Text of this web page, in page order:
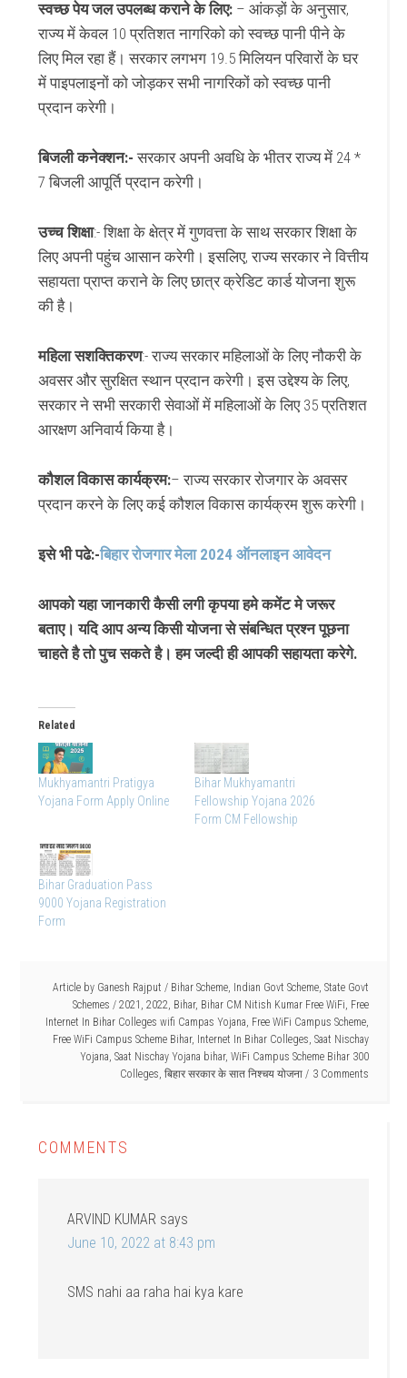
स्वच्छ पेय जल उपलब्ध कराने के लिए: – आंकड़ों के अनुसार,
राज्य में केवल 10 प्रतिशत नागरिको को स्वच्छ पानी पीने के
लिए मिल रहा हैं।सरकार लगभग 19.5 मिलियन परिवारों के घर
में पाइपलाइनों को जोड़कर सभी नागरिकों को स्वच्छ पानी
प्रदान करेगी।
बिजली कनेक्शन:- सरकार अपनी अवधि के भीतर राज्य में 24 *
7 बिजली आपूर्ति प्रदान करेगी।
उच्च शिक्षा:- शिक्षा के क्षेत्र में गुणवत्ता के साथ सरकार शिक्षा के
लिए अपनी पहुंच आसान करेगी।इसलिए, राज्य सरकार ने वित्तीय
सहायता प्राप्त कराने के लिए छात्र क्रेडिट कार्ड योजना शुरू
की है।
महिला सशक्तिकरण:- राज्य सरकार महिलाओं के लिए नौकरी के
अवसर और सुरक्षित स्थान प्रदान करेगी।इस उद्देश्य के लिए,
सरकार ने सभी सरकारी सेवाओं में महिलाओं के लिए 35 प्रतिशत
आरक्षण अनिवार्य किया है।
कौशल विकास कार्यक्रम:– राज्य सरकार रोजगार के अवसर
प्रदान करने के लिए कई कौशल विकास कार्यक्रम शुरू करेगी।
इसे भी पढे:-बिहार रोजगार मेला 2024 ऑनलाइन आवेदन
आपको यहा जानकारी कैसी लगी कृपया हमे कमेंट मे जरूर
बताए। यदि आप अन्य किसी योजना से संबन्धित प्रश्न पूछना
चाहते है तो पुच सकते है। हम जल्दी ही आपकी सहायता करेगे.
Related
Mukhyamantri Pratigya
Yojana Form Apply Online
Bihar Mukhyamantri
Fellowship Yojana 2026
Form CM Fellowship
Bihar Graduation Pass
9000 Yojana Registration
Form
Article by Ganesh Rajput / Bihar Scheme, Indian Govt Scheme, State Govt
Schemes / 2021 2022 Bihar, Bihar CM Nitish Kumar Free WiFi Free
Internet In Bihar Colleges wifi Campas Yojana Free WiFi Campus Scheme,
Free WiFi Campus Scheme Bihar, Internet In Bihar Colleges Saat Nischay
Yojana Saat Nischay Yojana bihar, WiFi Campus Scheme Bihar 300
Colleges बिहार सरकार के सात निश्चय योजना 3 Comments
COMMENTS
ARVIND KUMAR says
June 10, 2022 at 8:43 pm
SMS nahi aa raha hai kya kare